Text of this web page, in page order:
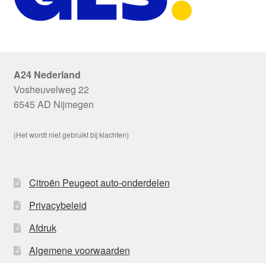
A24 Nederland
Vosheuvelweg 22
6545 AD Nijmegen
(Het wordt niet gebruikt bij klachten)
Citroën Peugeot auto-onderdelen
Privacybeleid
Afdruk
Algemene voorwaarden